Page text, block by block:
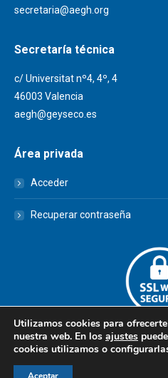
secretaria@aegh.org
Secretaría técnica
c/ Universitat nº4, 4º, 4
46003 Valencia
aegh@geyseco.es
Área privada
Acceder
Recuperar contraseña
Utilizamos cookies para
nuestra web. En los ajustes
cookies utilizamos o